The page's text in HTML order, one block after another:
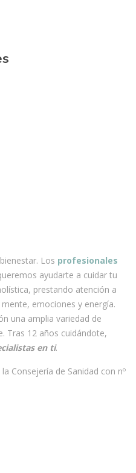
Los profesionales
ayudarte a cuidar tu
prestando atención a
emociones y energía.
una amplia variedad de
Tras 12 años cuidándote,
en ti.
Consejería de Sanidad con nº